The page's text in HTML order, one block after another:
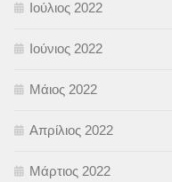
Ιούλιος 2022
Ιούνιος 2022
Μάιος 2022
Απρίλιος 2022
Μάρτιος 2022